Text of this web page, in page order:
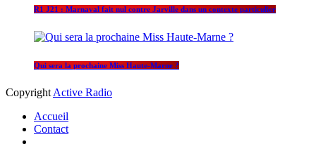
R1 J21 : Marnaval fait nul contre Jarville dans un contexte particulier
Qui sera la prochaine Miss Haute-Marne ?
CopyrightActive Radio
Accueil
Contact